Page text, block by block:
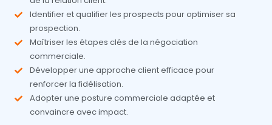
Identifier et qualifier les prospects pour optimiser sa
prospection.
Maîtriser les étapes clés de la négociation
commerciale.
Développer une approche client efficace pour
renforcer la fidélisation.
Adopter une posture commerciale adaptée et
convaincre avec impact.